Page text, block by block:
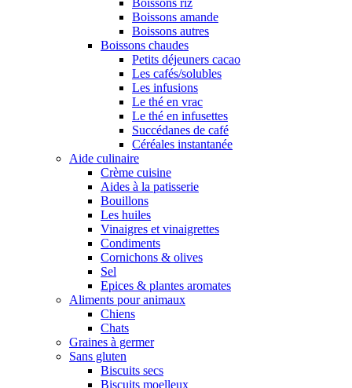
Boissons riz
Boissons amande
Boissons autres
Boissons chaudes
Petits déjeuners cacao
Les cafés/solubles
Les infusions
Le thé en vrac
Le thé en infusettes
Succédanes de café
Céréales instantanée
Aide culinaire
Crème cuisine
Aides à la patisserie
Bouillons
Les huiles
Vinaigres et vinaigrettes
Condiments
Cornichons & olives
Sel
Epices & plantes aromates
Aliments pour animaux
Chiens
Chats
Graines à germer
Sans gluten
Biscuits secs
Biscuits moelleux